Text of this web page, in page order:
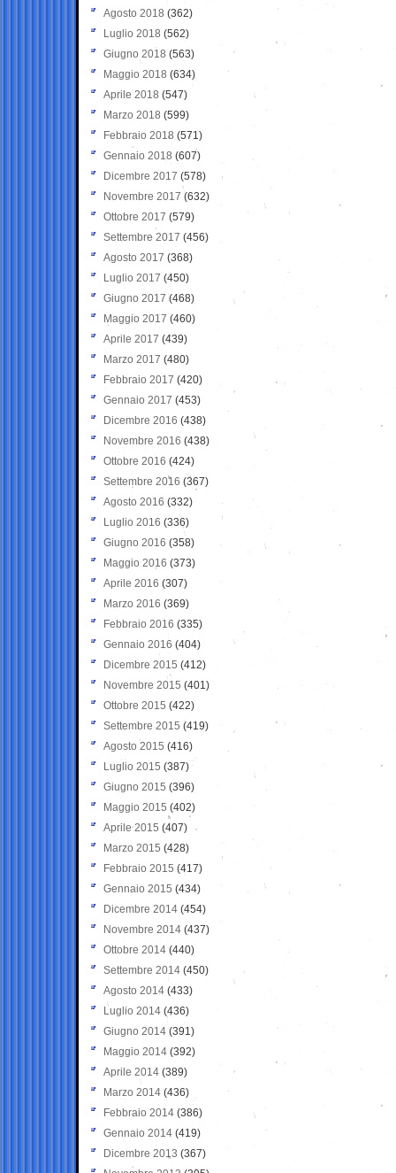
Agosto 2018 (362)
Luglio 2018 (562)
Giugno 2018 (563)
Maggio 2018 (634)
Aprile 2018 (547)
Marzo 2018 (599)
Febbraio 2018 (571)
Gennaio 2018 (607)
Dicembre 2017 (578)
Novembre 2017 (632)
Ottobre 2017 (579)
Settembre 2017 (456)
Agosto 2017 (368)
Luglio 2017 (450)
Giugno 2017 (468)
Maggio 2017 (460)
Aprile 2017 (439)
Marzo 2017 (480)
Febbraio 2017 (420)
Gennaio 2017 (453)
Dicembre 2016 (438)
Novembre 2016 (438)
Ottobre 2016 (424)
Settembre 2016 (367)
Agosto 2016 (332)
Luglio 2016 (336)
Giugno 2016 (358)
Maggio 2016 (373)
Aprile 2016 (307)
Marzo 2016 (369)
Febbraio 2016 (335)
Gennaio 2016 (404)
Dicembre 2015 (412)
Novembre 2015 (401)
Ottobre 2015 (422)
Settembre 2015 (419)
Agosto 2015 (416)
Luglio 2015 (387)
Giugno 2015 (396)
Maggio 2015 (402)
Aprile 2015 (407)
Marzo 2015 (428)
Febbraio 2015 (417)
Gennaio 2015 (434)
Dicembre 2014 (454)
Novembre 2014 (437)
Ottobre 2014 (440)
Settembre 2014 (450)
Agosto 2014 (433)
Luglio 2014 (436)
Giugno 2014 (391)
Maggio 2014 (392)
Aprile 2014 (389)
Marzo 2014 (436)
Febbraio 2014 (386)
Gennaio 2014 (419)
Dicembre 2013 (367)